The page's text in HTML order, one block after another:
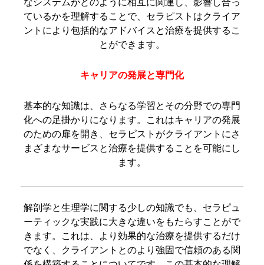
なシステムがどのように相互に関連し、影響し合っ
ているかを理解することで、セラピストはクライア
ントにより包括的なアドバイスと治療を提供するこ
とができます。
キャリアの発展と専門化
基本的な知識は、さらなる学習とその分野での専門
化への足掛かりになります。これはキャリアの発展
のための扉を開き、セラピストがクライアントにさ
まざまなサービスと治療を提供することを可能にし
ます。
解剖学と生理学に関する少しの知識でも、セラピュ
ーティックな実践に大きな違いをもたらすことがで
きます。これは、より効果的な治療を提供するだけ
でなく、クライアントとのより強固で信頼のある関